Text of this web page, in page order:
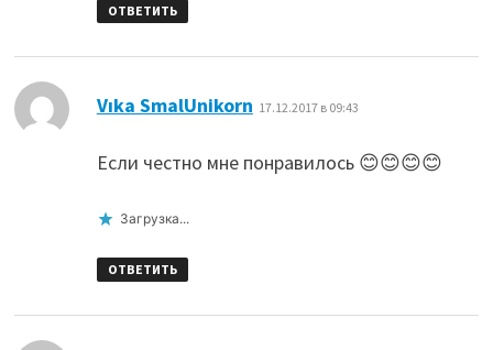
ОТВЕТИТЬ
Vıka SmalUnikorn 17.12.2017 в 09:43
Если честно мне понравилось 😊😊😊😊
Загрузка...
ОТВЕТИТЬ